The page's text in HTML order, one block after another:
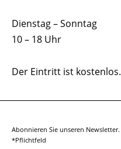
Dienstag – Sonntag
10 – 18 Uhr
Der Eintritt ist kostenlos.
Abonnieren Sie unseren Newsletter.
*Pflichtfeld